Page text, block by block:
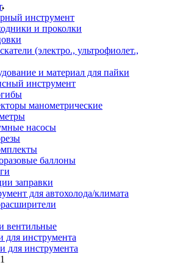
инструмент
и проколки
(электро., ультрофиолет.,
и материал для пайки
инструмент
манометрические
насосы
баллоны
заправки
для автохолода/климата
вентильные
для инструмента
для инструмента